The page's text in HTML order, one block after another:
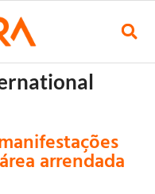
arrendada